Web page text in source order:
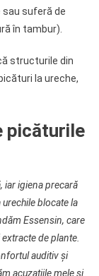
suferă de
în tambur).
structurile din
la ureche,
picăturile
iar igiena precară
blocate la
Essensin, care
de plante.
auditiv și
acuzațiile mele și